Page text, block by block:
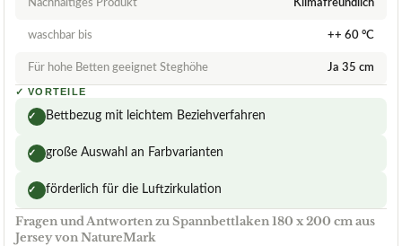
Nachhaltiges Produkt Klimafreundlich
waschbar bis ++ 60 °C
Für hohe Betten geeignet Steghöhe Ja 35 cm
✓ VORTEILE
✓ Bettbezug mit leichtem Beziehverfahren
✓ große Auswahl an Farbvarianten
✓ förderlich für die Luftzirkulation
Fragen und Antworten zu Spannbettlaken 180 x 200 cm aus
Jersey von NatureMark